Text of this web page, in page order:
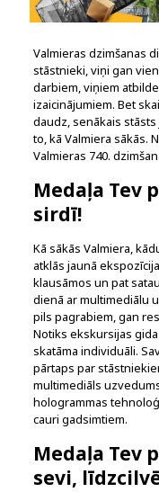
Valmieras dzimšanas
stāstnieki, viņi gan
darbiem, viņiem
izaicinājumiem. Bet
daudz, senākais
to, kā Valmiera sākās.
Valmieras 740.
Medaļa Tev
sirdī!
Kā sākās Valmiera,
atklās jaunā
klausāmos un pat
dienā ar multimediālu
pils pagrabiem, gan
Notiks ekskursijas
skatāma individuāli.
pārtaps par
multimediāls
hologrammas
cauri gadsimtiem.
Medaļa Tev
sevi,